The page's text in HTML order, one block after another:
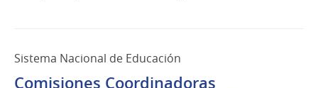
Sistema Nacional de Educación
Comisiones Coordinadoras